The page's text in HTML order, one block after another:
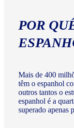
POR
Mais de 400
têm o espanhol
outros tantos o
espanhol é a
superado apenas